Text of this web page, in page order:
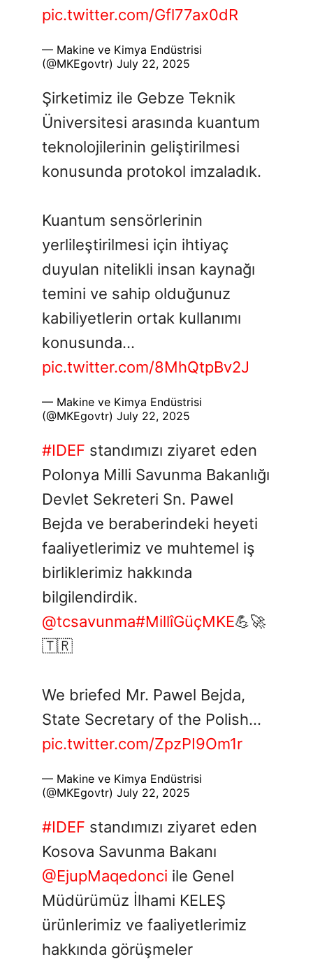
pic.twitter.com/Gfl77ax0dR
— Makine ve Kimya Endüstrisi
(@MKEgovtr) July 22, 2025
Şirketimiz ile Gebze Teknik
Üniversitesi arasında kuantum
teknolojilerinin geliştirilmesi
konusunda protokol imzaladık.
Kuantum sensörlerinin
yerlileştirilmesi için ihtiyaç
duyulan nitelikli insan kaynağı
temini ve sahip olduğunuz
kabiliyetlerin ortak kullanımı
konusunda…
pic.twitter.com/8MhQtpBv2J
— Makine ve Kimya Endüstrisi
(@MKEgovtr) July 22, 2025
#IDEF standımızı ziyaret eden
Polonya Milli Savunma Bakanlığı
Devlet Sekreteri Sn. Pawel
Bejda ve beraberindeki heyeti
faaliyetlerimiz ve muhtemel iş
birliklerimiz hakkında
bilgilendirdik.
@tcsavunma#MillîGüçMKE💪🚀
🇹🇷
We briefed Mr. Pawel Bejda,
State Secretary of the Polish…
pic.twitter.com/ZpzPI9Om1r
— Makine ve Kimya Endüstrisi
(@MKEgovtr) July 22, 2025
#IDEF standımızı ziyaret eden
Kosova Savunma Bakanı
@EjupMaqedonci ile Genel
Müdürümüz İlhami KELEŞ
ürünlerimiz ve faaliyetlerimiz
hakkında görüşmeler